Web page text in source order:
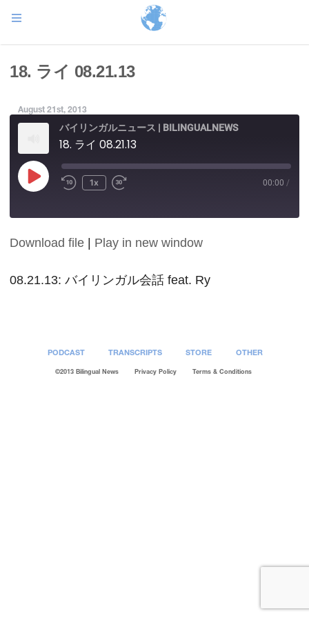
18. ライ 08.21.13
August 21st, 2013
バイリンガルニュース | BILINGUALNEWS
18. ライ 08.21.13
Play
Episode
1x 00:00 /
SHARE
LINK
Download file Play in new window
08.21.13: バイリンガル会話 feat. Ry
PODCAST TRANSCRIPTS STORE OTHER
©2013 Bilingual News Privacy Policy Terms & Conditions